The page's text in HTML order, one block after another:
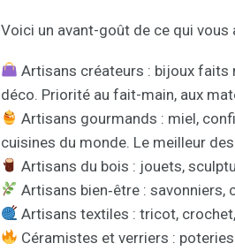
Voici un avant-goût de ce qui
Artisans créateurs : bijoux faits
déco. Priorité au fait-main, aux
Artisans gourmands : miel,
cuisines du monde. Le meilleur
Artisans du bois : jouets,
Artisans bien‑être :
Artisans textiles : tricot,
Céramistes et verriers :